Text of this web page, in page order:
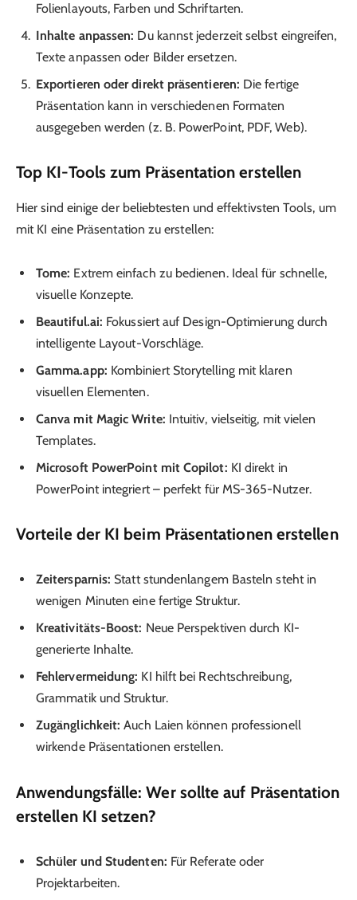
Folienlayouts, Farben und Schriftarten.
Inhalte anpassen: Du kannst jederzeit selbst eingreifen,
Texte anpassen oder Bilder ersetzen.
Exportieren oder direkt präsentieren: Die fertige
Präsentation kann in verschiedenen Formaten
ausgegeben werden (z. B. PowerPoint, PDF, Web).
Top KI-Tools zum Präsentation erstellen
Hier sind einige der beliebtesten und effektivsten Tools, um
mit KI eine Präsentation zu erstellen:
Tome: Extrem einfach zu bedienen. Ideal für schnelle,
visuelle Konzepte.
Beautiful.ai: Fokussiert auf Design-Optimierung durch
intelligente Layout-Vorschläge.
Gamma.app: Kombiniert Storytelling mit klaren
visuellen Elementen.
Canva mit Magic Write: Intuitiv, vielseitig, mit vielen
Templates.
Microsoft PowerPoint mit Copilot: KI direkt in
PowerPoint integriert – perfekt für MS-365-Nutzer.
Vorteile der KI beim Präsentationen erstellen
Zeitersparnis: Statt stundenlangem Basteln steht in
wenigen Minuten eine fertige Struktur.
Kreativitäts-Boost: Neue Perspektiven durch KI-
generierte Inhalte.
Fehlervermeidung: KI hilft bei Rechtschreibung,
Grammatik und Struktur.
Zugänglichkeit: Auch Laien können professionell
wirkende Präsentationen erstellen.
Anwendungsfälle: Wer sollte auf Präsentation
erstellen KI setzen?
Schüler und Studenten: Für Referate oder
Projektarbeiten.